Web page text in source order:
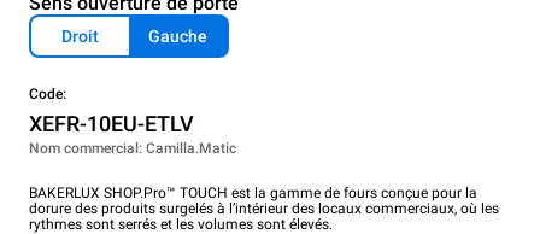
Droit Gauche
Code:
XEFR-10EU-ETLV
Nom commercial: Camilla.Matic
BAKERLUX SHOP.Pro™ TOUCH est la gamme de fours conçue pour la
dorure des produits surgelés à l’intérieur des locaux commerciaux, où les
rythmes sont serrés et les volumes sont élevés.